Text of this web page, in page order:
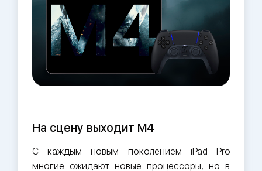
На сцену выходит M4
С каждым новым поколением iPad Pro
многие ожидают новые процессоры, но в